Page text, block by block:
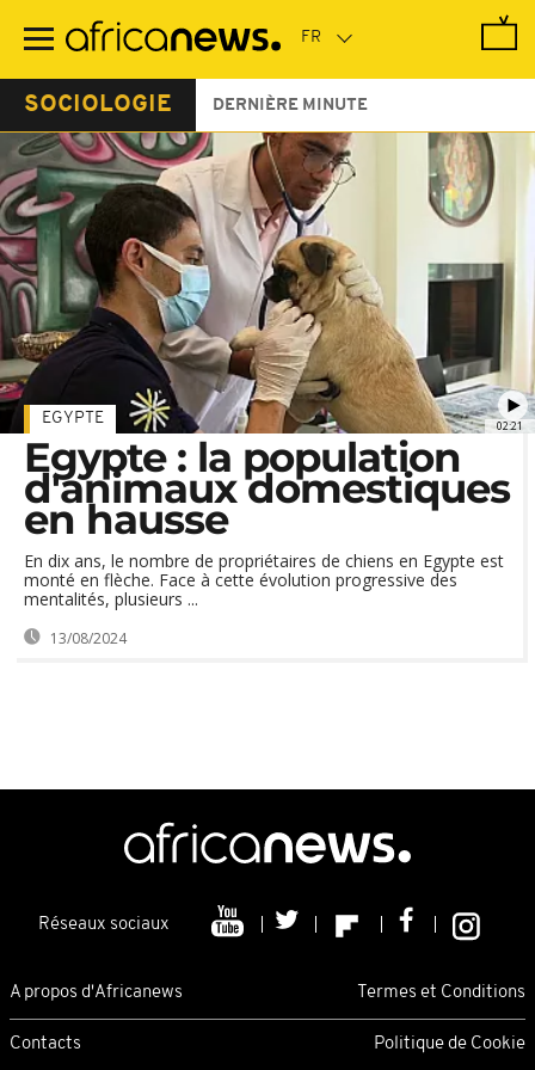
contenu
SOCIOLOGIE DERNIÈRE MINUTE
02:21
EGYPTE
Egypte : la population
d'animaux domestiques
en hausse
En dix ans, le nombre de propriétaires de chiens en Egypte est
monté en flèche. Face à cette évolution progressive des
mentalités, plusieurs ...
13/08/2024
Réseaux sociaux
A propos d'Africanews Termes et Conditions
Contacts Politique de Cookie